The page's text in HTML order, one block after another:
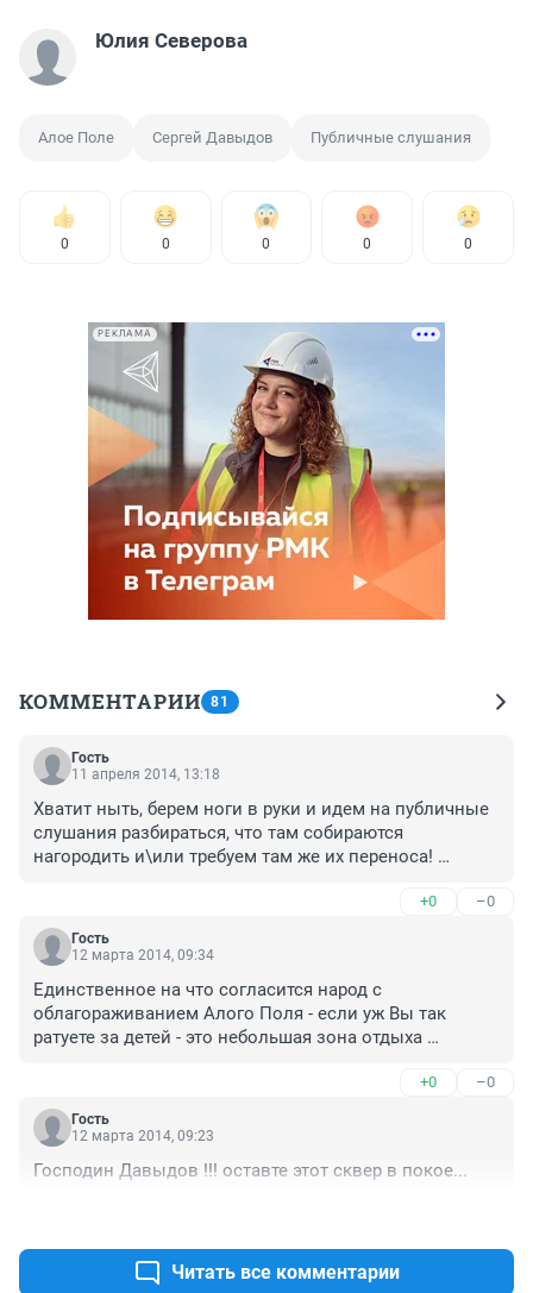
Юлия Северова
Алое Поле Сергей Давыдов Публичные слушания
0 0 0 0 0
РЕКЛАМА
КОММЕНТАРИИ 81
Гость
11 апреля 2014, 13:18
Хватит ныть, берем ноги в руки и идем на публичные
слушания разбираться, что там собираются
нагородить и\или требуем там же их переноса!
чтобы вы слили свой пар в интернете! А потом
построят, то что захотят.
+0 –0
Гость
12 марта 2014, 09:34
Единственное на что согласится народ с
облагораживанием Алого Поля - если уж Вы так
ратуете за детей - это небольшая зона отдыха
и дедушек с детьми - песочница под крышей от
солнца, горка, пару лазов, для мамочек поставьте
вокруг лавочки с урнами, цветники!!! и новые деревья
называется небольшая детская площадка
Пушкино - во что превратился ? Вы хотите той же
судьбы для Алого Поля ?
+0 –0
Гость
12 марта 2014, 09:23
Господин Давыдов !!! оставте этот сквер в покое...
Читать все комментарии